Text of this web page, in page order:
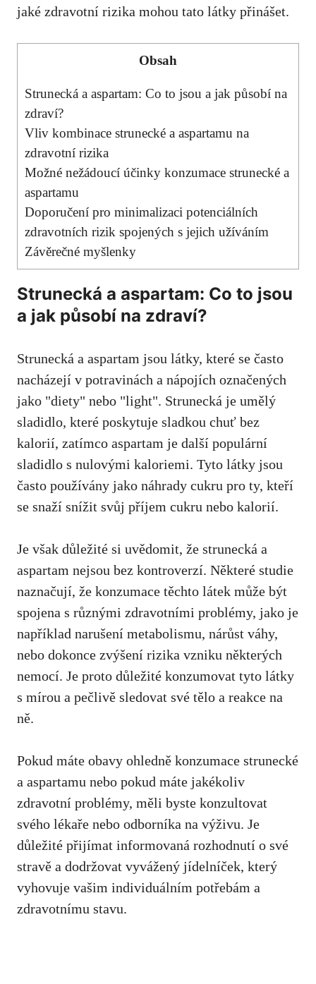
jaké zdravotní rizika mohou tato látky přinášet.
Obsah
Strunecká a aspartam: Co to jsou a jak působí na
zdraví?
Vliv kombinace strunecké ​a aspartamu‍ na
zdravotní ⁢rizika
Možné nežádoucí účinky konzumace ⁣strunecké a
aspartamu
Doporučení‌ pro ⁢minimalizaci potenciálních
zdravotních rizik spojených s jejich užíváním
Závěrečné myšlenky
Strunecká a aspartam: Co to jsou
a jak působí na zdraví?
Strunecká⁣ a ‍aspartam jsou látky, které se často
nacházejí v potravinách a nápojích⁣ označených
jako "diety" nebo "light". Strunecká je umělý
sladidlo, které⁣ poskytuje sladkou chuť bez
kalorií, zatímco aspartam je další populární
sladidlo s nulovými ‌kaloriemi. Tyto⁣ látky jsou
často používány jako náhrady cukru pro ty, kteří
se snaží snížit​ svůj příjem cukru ⁤nebo kalorií.
Je však důležité si uvědomit, že strunecká a
aspartam nejsou bez kontroverzí. Některé studie
naznačují, že konzumace těchto ⁤látek může být
spojena ‌s různými⁢ zdravotními problémy,⁤ jako je
například narušení⁤ metabolismu, nárůst váhy,
nebo dokonce​ zvýšení ‍rizika vzniku některých
nemocí. Je ​proto důležité konzumovat tyto látky
s mírou a⁤ pečlivě sledovat své tělo a reakce na
⁢ně.
Pokud máte ​obavy ohledně konzumace strunecké
a aspartamu nebo pokud máte jakékoliv
zdravotní problémy, měli ‌byste konzultovat
svého lékaře nebo odborníka na výživu. Je⁣
důležité přijímat⁢ informovaná rozhodnutí o své
stravě a dodržovat vyvážený jídelníček, který
vyhovuje vašim individuálním potřebám a
zdravotnímu stavu.